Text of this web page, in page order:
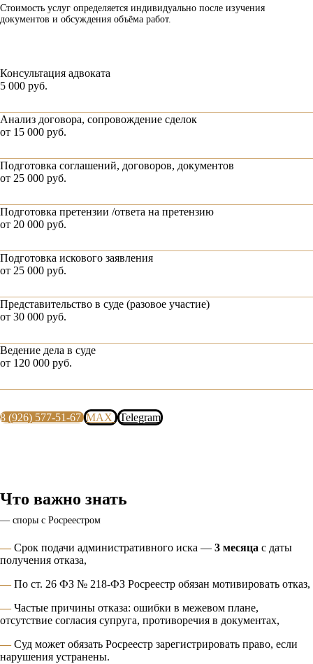
Стоимость услуг определяется индивидуально после изучения
документов и обсуждения объёма работ.
Консультация адвоката
5 000 руб.
Анализ договора, сопровождение сделок
от 15 000 руб.
Подготовка соглашений, договоров, документов
от 25 000 руб.
Подготовка претензии /ответа на претензию
от 20 000 руб.
Подготовка искового заявления
от 25 000 руб.
Представительство в суде (разовое участие)
от 30 000 руб.
Ведение дела в суде
от 120 000 руб.
8 (926) 577-51-67 MAX Telegram
Что важно знать
— споры с Росреестром
— Срок подачи административного иска — 3 месяца с даты
получения отказа,
— По ст. 26 ФЗ № 218-ФЗ Росреестр обязан мотивировать отказ,
— Частые причины отказа: ошибки в межевом плане,
отсутствие согласия супруга, противоречия в документах,
— Суд может обязать Росреестр зарегистрировать право, если
нарушения устранены.